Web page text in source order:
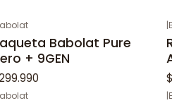
Babolat Pure
+ 9GEN
|
|